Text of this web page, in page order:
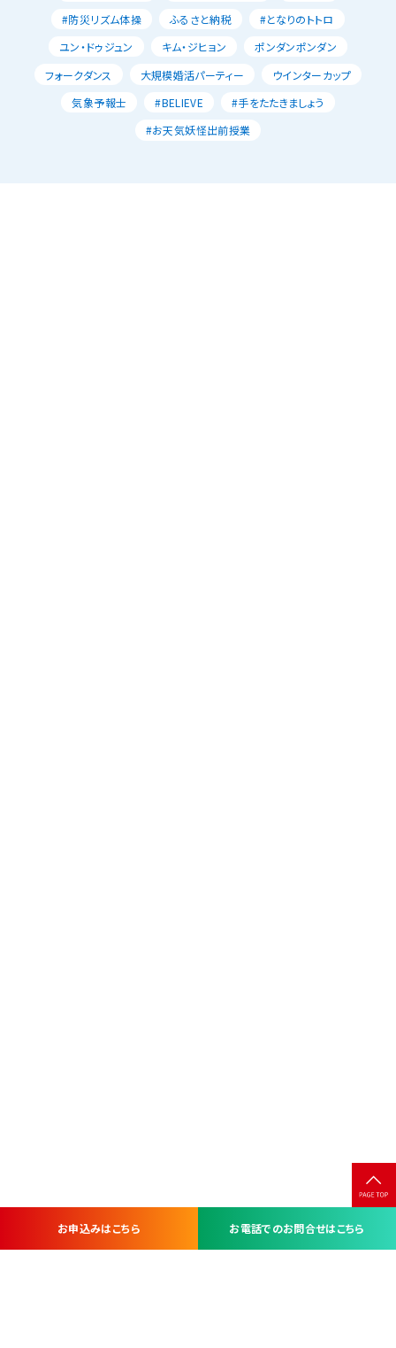
#防災リズム体操
ふるさと納税
#となりのトトロ
ユン・ドゥジュン
キム・ジヒョン
ポンダンポンダン
フォークダンス
大規模婚活パーティー
ウインターカップ
気象予報士
#BELIEVE
#手をたたきましょう
#お天気妖怪出前授業
お申込みはこちら お電話でのお問合せはこちら